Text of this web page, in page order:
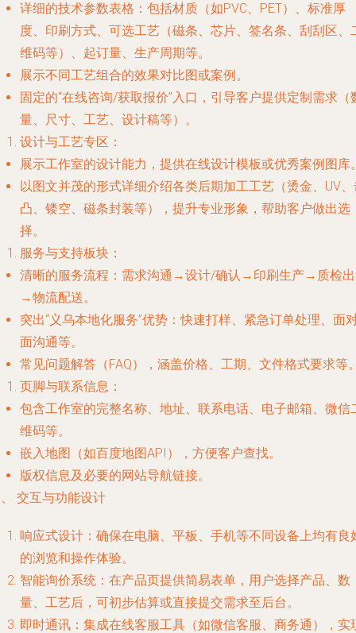
详细的技术参数表格：包括材质（如PVC、PET）、标准厚
度、印刷方式、可选工艺（磁条、芯片、签名条、刮刮区、
维码等）、起订量、生产周期等。
展示不同工艺组合的效果对比图或案例。
固定的“在线咨询/获取报价”入口，引导客户提供定制需求（
量、尺寸、工艺、设计稿等）。
设计与工艺专区 ：
展示工作室的设计能力，提供在线设计模板或优秀案例图库
以图文并茂的形式详细介绍各类后期加工工艺（烫金、UV
凸、镂空、磁条封装等），提升专业形象，帮助客户做出选
择。
服务与支持板块 ：
清晰的服务流程：需求沟通→设计/确认→印刷生产→质检
→物流配送。
突出“义乌本地化服务”优势：快速打样、紧急订单处理、面
面沟通等。
常见问题解答（FAQ），涵盖价格、工期、文件格式要求等
页脚与联系信息 ：
包含工作室的完整名称、地址、联系电话、电子邮箱、微信
维码等。
嵌入地图（如百度地图API），方便客户查找。
版权信息及必要的网站导航链接。
交互与功能设计
响应式设计 ：确保在电脑、平板、手机等不同设备上均有良
的浏览和操作体验。
智能询价系统 ：在产品页提供简易表单，用户选择产品、数
量、工艺后，可初步估算或直接提交需求至后台。
即时通讯 ：集成在线客服工具（如微信客服、商务通），实